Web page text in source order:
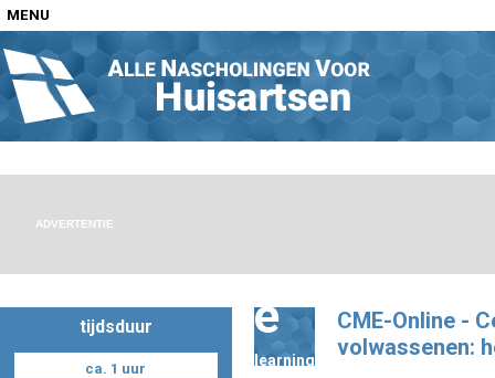
MENU
Home
Nascholingen op locatie (agenda)
Nascholingen online (elearning)
ADVERTENTIE
tijdsduur
ca. 1 uur
e
learning
CME-Online -
volwassenen: